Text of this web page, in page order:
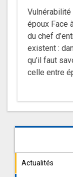
Vulnérabilité
époux Face
du chef
existent :
qu’il faut
celle entre
Actualités